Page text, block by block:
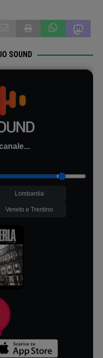
SOUND
Lombardia
Veneto e Trentino